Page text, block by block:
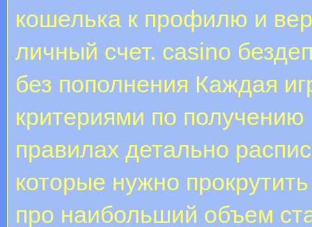
кошелька к профилю и
личный счет. casino
без пополнения Каждая
критериями по
правилах детально
которые нужно
про наибольший объем